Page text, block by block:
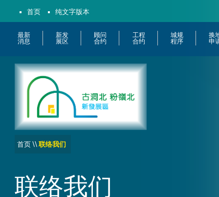
首页 纯文字版本
最新
消息
新发
展区
顾问
合约
工程
合约
城规
程序
换
申
首页\\联络我们
联络我们